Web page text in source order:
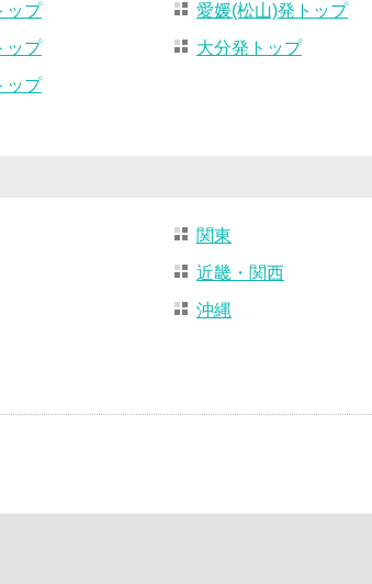
ップ 愛媛(松山)発トップ
ップ 大分発トップ
ップ
関東
近畿・関西
沖縄